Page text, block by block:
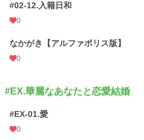
#02-12.入籍日和
0
なかがき【アルファポリス版】
0
#EX.華麗なあなたと恋愛結婚
#EX-01.愛
0